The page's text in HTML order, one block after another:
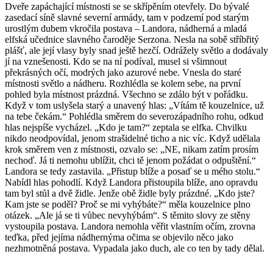
Dveře zapáchající místnosti se se skřípěním otevřely. Do bývalé
zasedací síně slavné severní armády, tam v podzemí pod starým
urostlým dubem vkročila postava – Landora, nádherná a mladá
elfská učednice slavného čaroděje Serzona. Nesla na sobě stříbřitý
plášť, ale její vlasy byly snad ještě hezčí. Odrážely světlo a dodávaly
jí na vznešenosti. Kdo se na ní podíval, musel si všimnout
překrásných očí, modrých jako azurové nebe. Vnesla do staré
místnosti světlo a nádheru. Rozhlédla se kolem sebe, na první
pohled byla místnost prázdná. Všechno se zdálo být v pořádku.
Když v tom uslyšela starý a unavený hlas: „Vítám tě kouzelnice, už
na tebe čekám.“ Pohlédla směrem do severozápadního rohu, odkud
hlas nejspíše vycházel. „Kdo je tam?“ zeptala se elfka. Chvilku
nikdo neodpovídal, jenom strašidelné ticho a nic víc. Když udělala
krok směrem ven z místnosti, ozvalo se: „NE, nikam zatím prosím
nechoď. Já ti nemohu ublížit, chci tě jenom požádat o odpuštění.“
Landora se tedy zastavila. „Přistup blíže a posaď se u mého stolu.“
Nabídl hlas pohodlí. Když Landora přistoupila blíže, ano opravdu
tam byl stůl a dvě židle. Jenže obě židle byly prázdné. „Kdo jste?
Kam jste se poděl? Proč se mi vyhýbáte?“ měla kouzelnice plno
otázek. „Ale já se ti vůbec nevyhýbám“. S těmito slovy ze stěny
vystoupila postava. Landora nemohla věřit vlastním očím, zrovna
teďka, před jejíma nádhernýma očima se objevilo něco jako
nezhmotněná postava. Vypadala jako duch, ale co ten by tady dělal.